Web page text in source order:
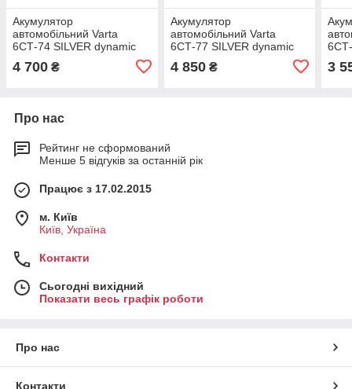
Акумулятор
автомобільний Varta
6СТ-74 SILVER dynamic
4 700 ₴
Акумулятор
автомобільний Varta
6СТ-77 SILVER dynamic
4 850₴ 3
Про нас
Рейтинг не сформований
Менше 5 відгуків за останній рік
Працює з 17.02.2015
м. Київ
Київ, Україна
Контакти
Сьогодні вихідний
Показати весь графік роботи
Про нас
Контакти